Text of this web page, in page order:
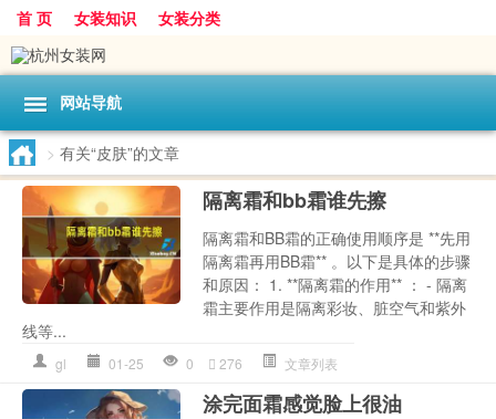
首 页 女装知识 女装分类
网站导航
> 有关“皮肤”的文章
隔离霜和bb霜谁先擦
隔离霜和BB霜的正确使用顺序是 **先用
隔离霜再用BB霜** 。以下是具体的步骤
和原因： 1. **隔离霜的作用** ： - 隔离
霜主要作用是隔离彩妆、脏空气和紫外
线等...
gl 01-25 0 276 文章列表
涂完面霜感觉脸上很油